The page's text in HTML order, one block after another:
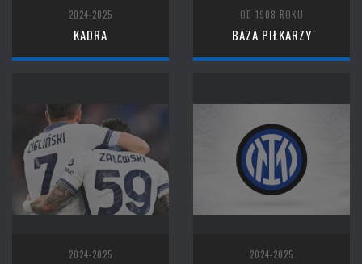
2024-2025
KADRA
OD 1908 ROKU
BAZA PIŁKARZY
2024-2025 2024-2025